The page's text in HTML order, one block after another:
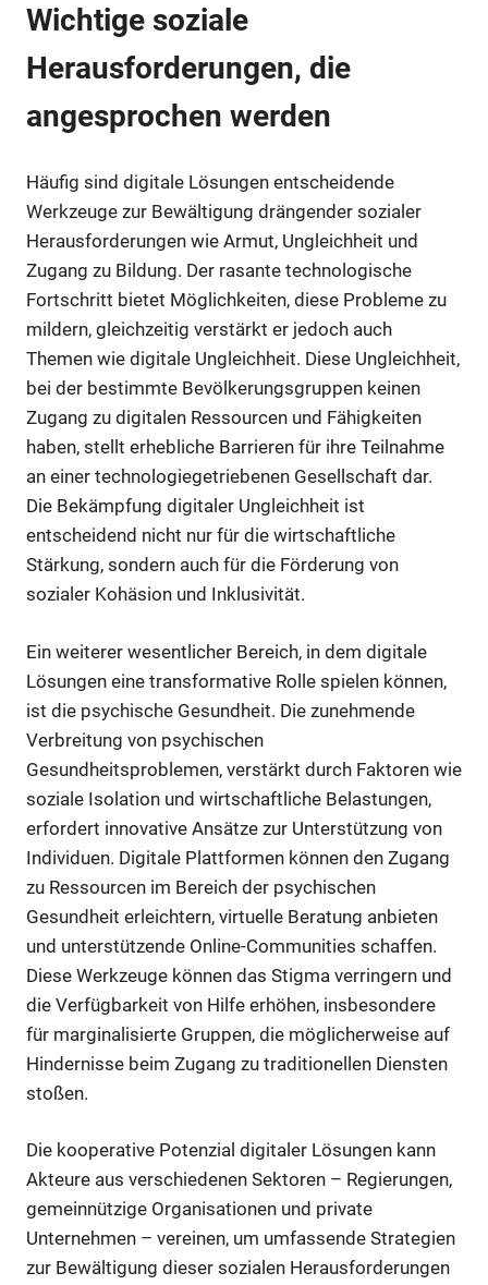
Wichtige soziale
Herausforderungen, die
angesprochen werden
Häufig sind digitale Lösungen entscheidende
Werkzeuge zur Bewältigung drängender sozialer
Herausforderungen wie Armut, Ungleichheit und
Zugang zu Bildung. Der rasante technologische
Fortschritt bietet Möglichkeiten, diese Probleme zu
mildern, gleichzeitig verstärkt er jedoch auch
Themen wie digitale Ungleichheit. Diese Ungleichheit,
bei der bestimmte Bevölkerungsgruppen keinen
Zugang zu digitalen Ressourcen und Fähigkeiten
haben, stellt erhebliche Barrieren für ihre Teilnahme
an einer technologiegetriebenen Gesellschaft dar.
Die Bekämpfung digitaler Ungleichheit ist
entscheidend nicht nur für die wirtschaftliche
Stärkung, sondern auch für die Förderung von
sozialer Kohäsion und Inklusivität.
Ein weiterer wesentlicher Bereich, in dem digitale
Lösungen eine transformative Rolle spielen können,
ist die psychische Gesundheit. Die zunehmende
Verbreitung von psychischen
Gesundheitsproblemen, verstärkt durch Faktoren wie
soziale Isolation und wirtschaftliche Belastungen,
erfordert innovative Ansätze zur Unterstützung von
Individuen. Digitale Plattformen können den Zugang
zu Ressourcen im Bereich der psychischen
Gesundheit erleichtern, virtuelle Beratung anbieten
und unterstützende Online-Communities schaffen.
Diese Werkzeuge können das Stigma verringern und
die Verfügbarkeit von Hilfe erhöhen, insbesondere
für marginalisierte Gruppen, die möglicherweise auf
Hindernisse beim Zugang zu traditionellen Diensten
stoßen.
Die kooperative Potenzial digitaler Lösungen kann
Akteure aus verschiedenen Sektoren – Regierungen,
gemeinnützige Organisationen und private
Unternehmen – vereinen, um umfassende Strategien
zur Bewältigung dieser sozialen Herausforderungen